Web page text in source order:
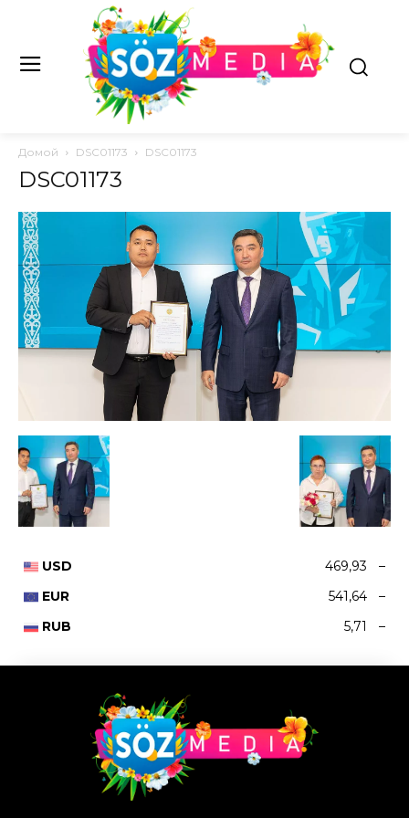
Домой DSC01173 DSC01173
DSC01173
USD 469,93
–
EUR
541,64
–
RUB
5,71 –